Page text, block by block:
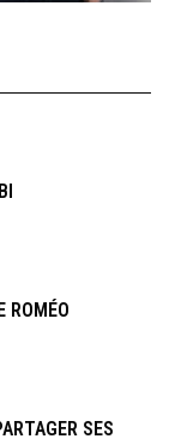
ROMÉO
SES